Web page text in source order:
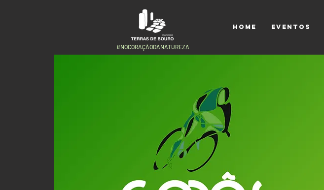
HOME EVENTOS
#NOCORAÇÃODANATUREZA